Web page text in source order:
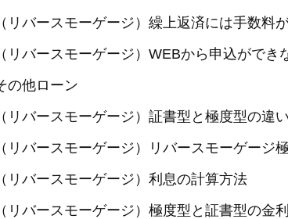
（リバースモーゲージ）繰上返済には手数料
（リバースモーゲージ）WEBから申込ができ
の他ローン
（リバースモーゲージ）証書型と極度型の違い
（リバースモーゲージ）リバースモーゲー
（リバースモーゲージ）利息の計算方法
（リバースモーゲージ）極度型と証書型の金